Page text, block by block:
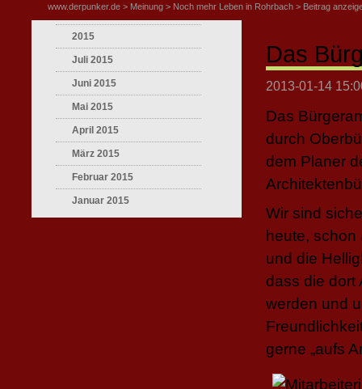
www.derpunker.de Meinung Noch mehr Leben in Rohrbach Beitrag
Das
2013-01-14
Das
durch
dem Planer
Wir sind
heute,
und die
dass die dort
werden und
gerne „aufs
2015
Juli 2015
Juni 2015
Mai 2015
April 2015
März 2015
Februar 2015
Januar 2015